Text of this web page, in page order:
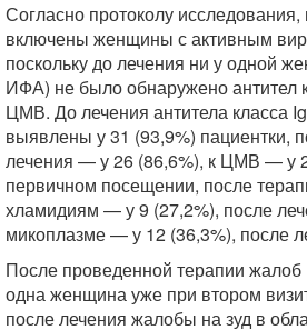
Согласно протоколу
включены женщины с активным
поскольку до лечения ни у одной
ИФА) не было обнаружено антител
ЦМВ. До лечения антитела класса
выявлены у 31 (93,9%) пациентки,
лечения — у 26 (86,6%), к ЦМВ — у
первичном посещении, после
хламидиям — у 9 (27,2%), после
микоплазме — у 12 (36,3%), после
После проведенной терапии
одна женщина уже при втором
после лечения жалобы на зуд в